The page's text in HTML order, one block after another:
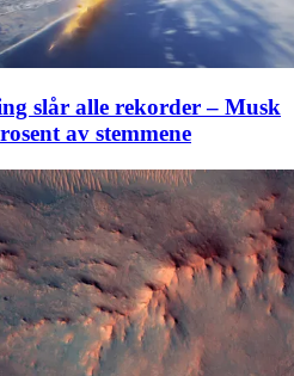
slår alle rekorder – Musk
av stemmene